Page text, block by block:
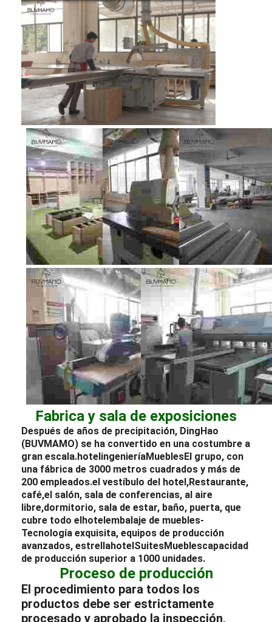
Fabrica y sala de exposiciones
Después de años de precipitación, DingHao
(BUVMAMO) se ha convertido en una costumbre a
gran escala.hotel ingenieríaMueblesEl grupo, con
una fábrica de 3000 metros cuadrados y más de
200 empleados.el vestíbulo del hotel ,Restaurante,
café,el salón, sala de conferencias, al aire
libre,dormitorio, sala de estar, baño, puerta, que
cubre todo el hotelembalaje de muebles-
Tecnología exquisita, equipos de producción
avanzados, estrellahotel SuitesMueblescapacidad
de producción superior a 1000 unidades.
Proceso de producción
El procedimiento para todos los
productos debe ser estrictamente
procesado y aprobado la inspección,